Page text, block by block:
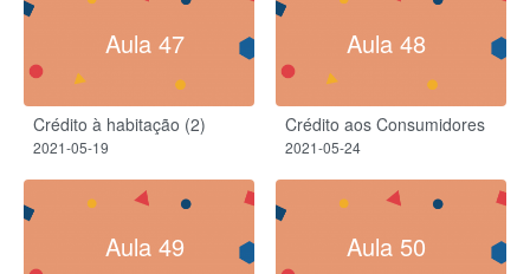
Aula 47
Crédito à habitação (2)
2021-05-19
Aula 48
Crédito aos Consumidores
2021-05-24
Aula 49 Aula 50